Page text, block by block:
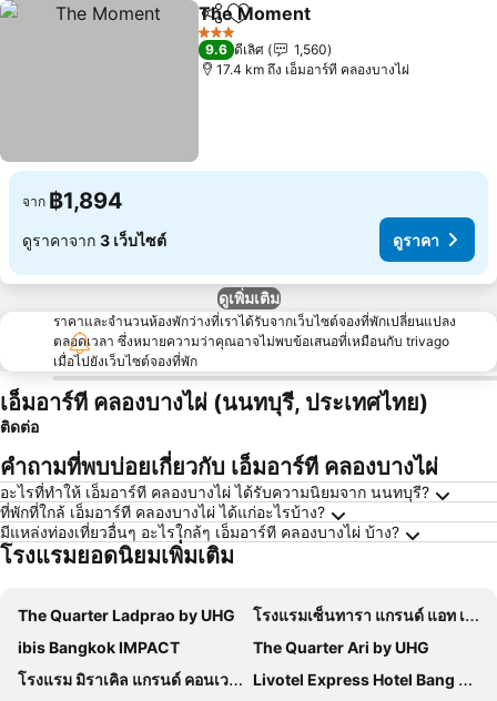
แชร์ เพิ่มในรายการโปรด
The Moment
3 ดาว
9.6 ดีเลิศ
1,560
17.4 km ถึง เอ็มอาร์ที คลองบางไผ่
จาก ฿1,894
ดูราคาจาก 3 เว็บไซต์ ดูราคา
ดูเพิ่มเติม
ราคาและจำนวนห้องพักว่างที่เราได้รับจากเว็บไซต์จองที่พักเปลี่ยนแปลง
ตลอดเวลา ซึ่งหมายความว่าคุณอาจไม่พบข้อเสนอที่เหมือนกับ trivago
เมื่อไปยังเว็บไซต์จองที่พัก
เอ็มอาร์ที คลองบางไผ่ (นนทบุรี, ประเทศไทย)
ติดต่อ
คำถามที่พบบ่อยเกี่ยวกับ เอ็มอาร์ที คลองบางไผ่
อะไรที่ทำให้ เอ็มอาร์ที คลองบางไผ่ ได้รับความนิยมจาก นนทบุรี?
ที่พักที่ใกล้ เอ็มอาร์ที คลองบางไผ่ ได้แก่อะไรบ้าง?
มีแหล่งท่องเที่ยวอื่นๆ อะไรใกล้ๆ เอ็มอาร์ที คลองบางไผ่ บ้าง?
โรงแรมยอดนิยมเพิ่มเติม
The Quarter Ladprao by UHG
โรงแรมเซ็นทารา แกรนด์ แอท เซ็นทรัลพลาซ่าลาดพร้าว กรุงเทพฯ
ibis Bangkok IMPACT
The Quarter Ari by UHG
โรงแรม มิราเคิล แกรนด์ คอนเวนชั่น
Livotel Express Hotel Bang Kruai Nonthaburi